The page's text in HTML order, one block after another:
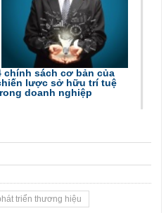
chính sách cơ bản của
lược sở hữu trí tuệ
doanh nghiệp
triển thương hiệu